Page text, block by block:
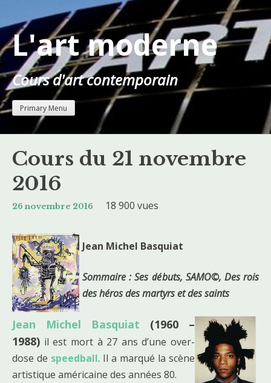
to
content
L'art moderne
Cours d'art contemporain
Primary Menu
Cours du 21 novembre
2016
26 novembre 2016 18 900 vues
Jean Michel Basquiat
Sommaire : Ses débuts, SAMO©, Des rois
des héros des martyrs et des saints
Jean Michel Basquiat (1960 –
1988) il est mort à 27 ans d’une over-
dose de speedball. Il a marqué la scène
artistique américaine des années 80.